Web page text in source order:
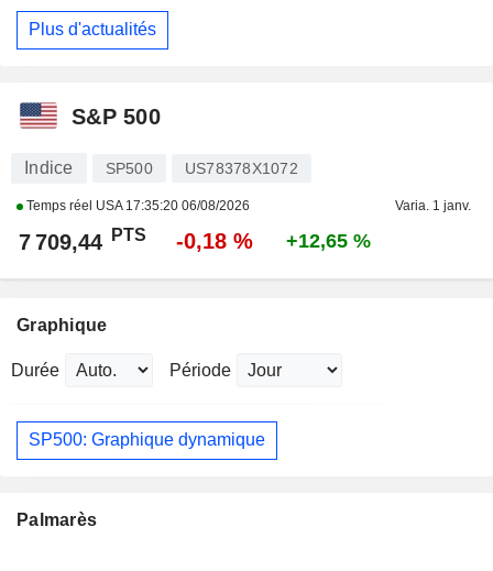
Plus d'actualités
S&P 500
Indice SP500 US78378X1072
Temps réel USA 17:35:20 06/08/2026 Varia. 1 janv.
7 709,44 PTS -0,18 % +12,65 %
Graphique
Durée Période
SP500: Graphique dynamique
Palmarès